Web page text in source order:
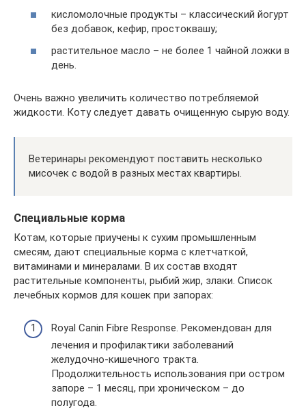
кисломолочные продукты – классический йогурт
без добавок, кефир, простоквашу;
растительное масло – не более 1 чайной ложки в
день.
Очень важно увеличить количество потребляемой
жидкости. Коту следует давать очищенную сырую воду.
Ветеринары рекомендуют поставить несколько
мисочек с водой в разных местах квартиры.
Специальные корма
Котам, которые приучены к сухим промышленным
смесям, дают специальные корма с клетчаткой,
витаминами и минералами. В их состав входят
растительные компоненты, рыбий жир, злаки. Список
лечебных кормов для кошек при запорах:
Royal Canin Fibre Response. Рекомендован для
лечения и профилактики заболеваний
желудочно-кишечного тракта.
Продолжительность использования при остром
запоре – 1 месяц, при хроническом – до
полугода.